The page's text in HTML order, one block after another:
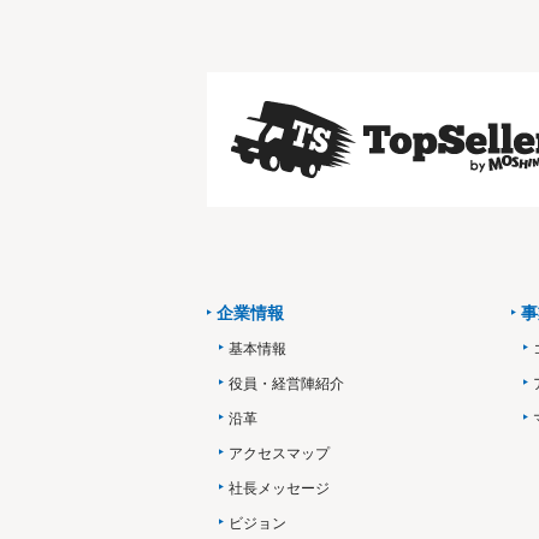
企業情報
基本情報
役員・経営陣紹介
沿革
アクセスマップ
社長メッセージ
ビジョン